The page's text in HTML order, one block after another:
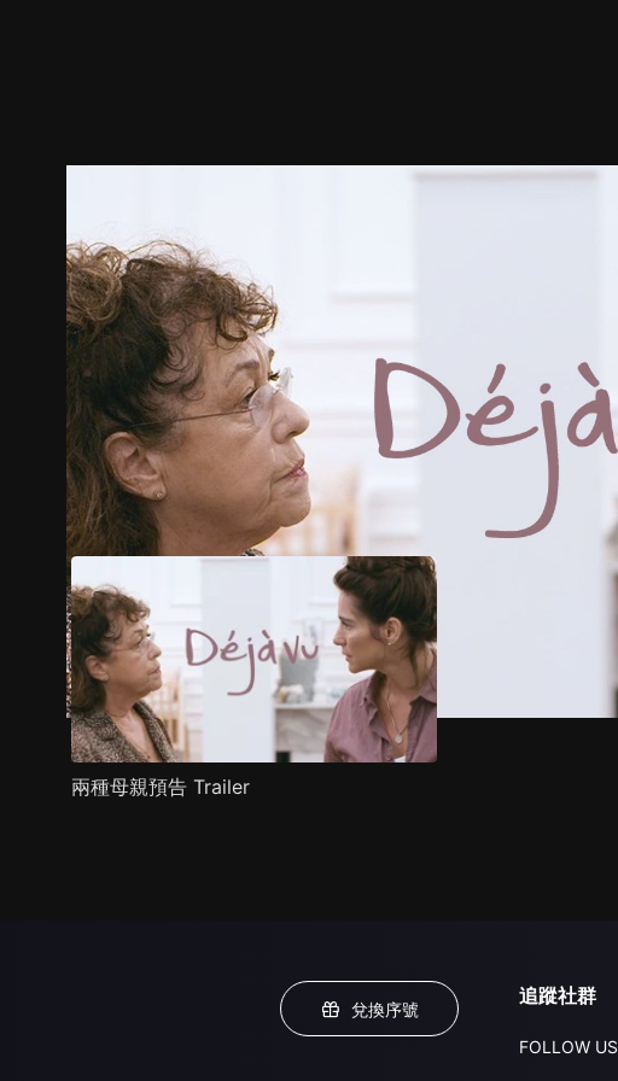
預告 劇照 推薦影片 劇情介紹
兩種母親預告 Trailer
兌換序號
追蹤社群
FOLLOW US